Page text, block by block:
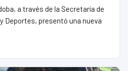
a través de la Secretaría de
Deportes, presentó una nueva